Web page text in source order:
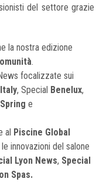
del settore grazie
la nostra edizione
.
focalizzate sui
Italy, Special Benelux,
Spring e
al Piscine Global
innovazioni del salone
Lyon News, Special
Spas.